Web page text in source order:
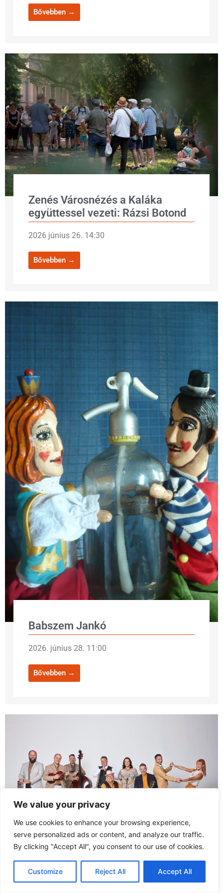
We value your privacy
We use cookies to enhance your browsing experience,
serve personalized ads or content, and analyze our traffic.
By clicking "Accept All", you consent to our use of cookies.
Customize Reject All Accept All
Bővebben →
Zenés Városnézés a Kaláka
együttessel vezeti: Rázsi Botond
2026 június 26. 14:30
Bővebben →
Babszem Jankó
2026. június 28. 11:00
Bővebben →
Csík János és a Mezzo
2026. június 26. 18:30